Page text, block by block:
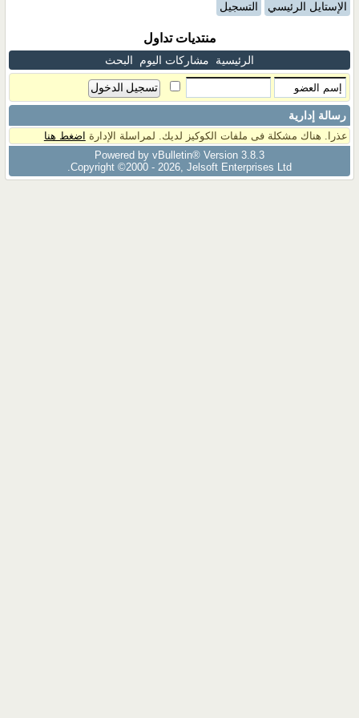
الإستايل الرئيسي التسجيل
منتديات تداول
الرئيسية مشاركات اليوم البحث
رسالة إدارية
عذرا. هناك مشكلة فى ملفات الكوكيز لديك. لمراسلة الإدارة اضغط هنا
Powered by vBulletin® Version 3.8.3
Copyright ©2000 - 2026, Jelsoft Enterprises Ltd.